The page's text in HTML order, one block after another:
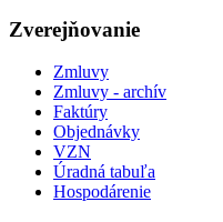
Zverejňovanie
Zmluvy
Zmluvy - archív
Faktúry
Objednávky
VZN
Úradná tabuľa
Hospodárenie